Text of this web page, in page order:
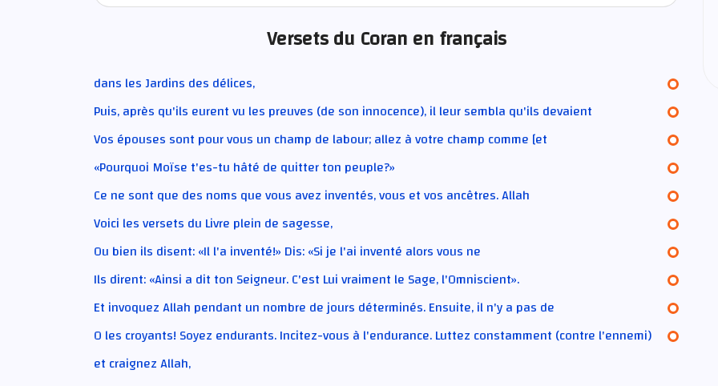
Versets du Coran en français
dans les Jardins des délices,
Puis, après qu'ils eurent vu les preuves (de son innocence), il leur sembla qu'ils devaient
Vos épouses sont pour vous un champ de labour; allez à votre champ comme [et
«Pourquoi Moïse t'es-tu hâté de quitter ton peuple?»
Ce ne sont que des noms que vous avez inventés, vous et vos ancêtres. Allah
Voici les versets du Livre plein de sagesse,
Ou bien ils disent: «Il l'a inventé!» Dis: «Si je l'ai inventé alors vous ne
Ils dirent: «Ainsi a dit ton Seigneur. C'est Lui vraiment le Sage, l'Omniscient».
Et invoquez Allah pendant un nombre de jours déterminés. Ensuite, il n'y a pas de
O les croyants! Soyez endurants. Incitez-vous à l'endurance. Luttez constamment (contre l'ennemi)
et craignez Allah,